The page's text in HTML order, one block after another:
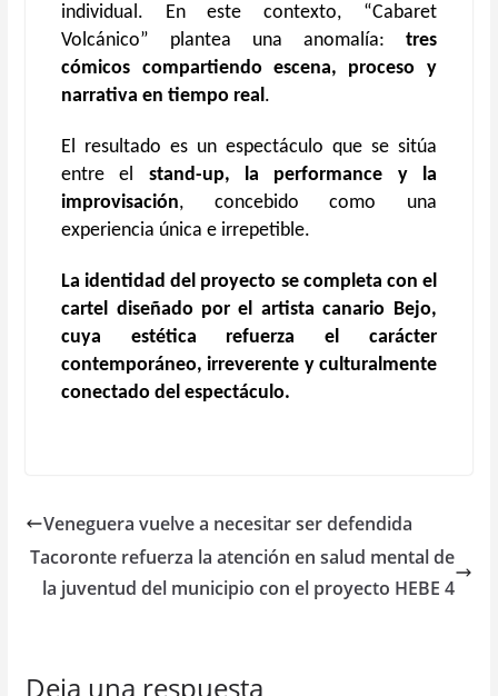
individual. En este contexto, “Cabaret
Volcánico” plantea una anomalía: tres
cómicos compartiendo escena, proceso y
narrativa en tiempo real .
El resultado es un espectáculo que se sitúa
entre el stand-up, la performance y la
improvisación, concebido como una
experiencia única e irrepetible.
La identidad del proyecto se completa con el
cartel diseñado por el artista canario Bejo,
cuya estética refuerza el carácter
contemporáneo, irreverente y culturalmente
conectado del espectáculo.
Veneguera vuelve a necesitar ser defendida
Tacoronte refuerza la atención en salud mental de
la juventud del municipio con el proyecto HEBE 4
Deja una respuesta